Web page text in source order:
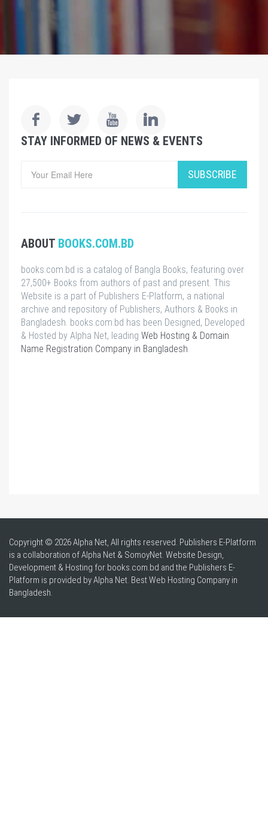
STAY INFORMED OF NEWS & EVENTS
SUBSCRIBE
ABOUT BOOKS.COM.BD
books.com.bd is a catalog of Bangla Books, featuring over
27,500+ Books from authors of past and present. This
Website is a part of Publishers E-Platform, a national
archive and repository of Publishers, Authors & Books in
Bangladesh. books.com.bd has been Designed, Developed
& Hosted by Alpha Net, leading Web Hosting & Domain
Name Registration Company in Bangladesh
Copyright © 2026 Alpha Net, All rights reserved. Publishers E-Platform
is a collaboration of Alpha Net & SomoyNet. Website Design,
Development & Hosting for books.com.bd and the Publishers E-
Platform is provided by Alpha Net. BestWeb Hosting Company in
Bangladesh.